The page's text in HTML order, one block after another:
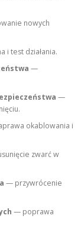
nowych
i test działania.
—
—
okablowania i
zwarć w
— przywrócenie
— poprawa